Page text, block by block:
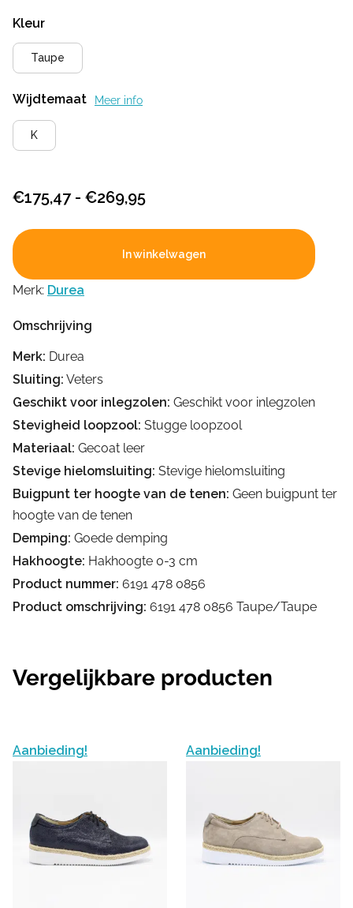
Kleur
Taupe
Wijdtemaat Meer info
K
€175,47 - €269,95Prijsklasse:
€269,95
In winkelwagen
Merk: Durea
Omschrijving
Merk: Durea
Sluiting: Veters
Geschikt voor inlegzolen: Geschikt voor inlegzolen
Stevigheid loopzool: Stugge loopzool
Materiaal: Gecoat leer
Stevige hielomsluiting: Stevige hielomsluiting
Buigpunt ter hoogte van de tenen: Geen buigpunt ter
hoogte van de tenen
Demping: Goede demping
Hakhoogte: Hakhoogte 0-3 cm
Product nummer: 6191 478 0856
Product omschrijving: 6191 478 0856 Taupe/Taupe
Vergelijkbare producten
Aanbieding! Aanbieding!